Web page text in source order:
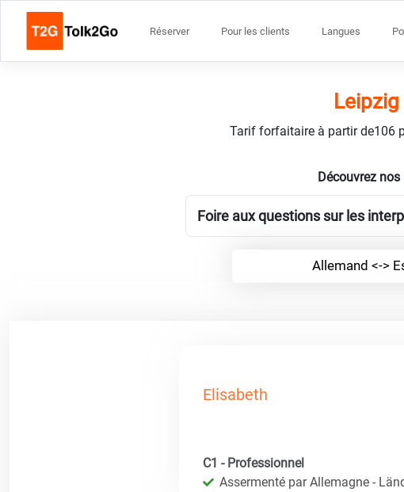
Réserver Pour les clients Langues
Tarif forfaitaire à partir de106
Découvrez
Foire aux questions sur les
Allemand <->
Elisabeth
C1 - Professionnel
Assermenté par Allemagne -